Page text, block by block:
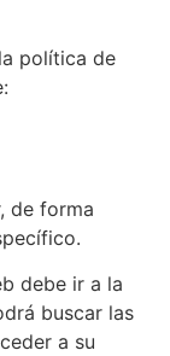
política de
de forma
debe ir a la
buscar las
a su